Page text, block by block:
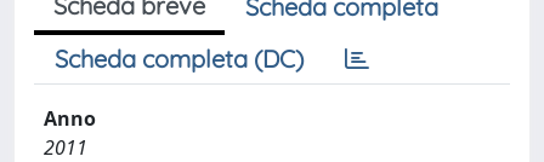
Scheda completa
Scheda completa (DC)
Anno
2011